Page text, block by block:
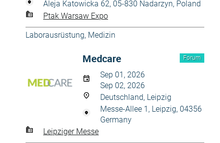
Aleja Katowicka 62, 05-830 Nadarzyn, Poland
Ptak Warsaw Expo
Laborausrüstung, Medizin
Forum
Medcare
Sep 01, 2026
Sep 02, 2026
Deutschland, Leipzig
Messe-Allee 1, Leipzig, 04356
Germany
Leipziger Messe